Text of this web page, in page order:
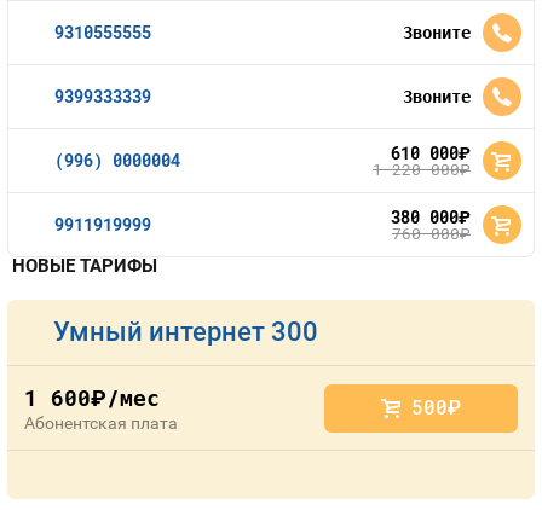
9310555555 Звоните
9399333339 Звоните
(996) 0000004 610 000руб.
1 220 000руб.
9911919999 380 000руб.
760 000руб.
НОВЫЕ ТАРИФЫ
Умный интернет 300
1 600руб./мес
Абонентская плата
500руб.